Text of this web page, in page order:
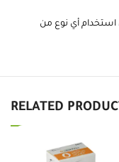
أي نوع من
RELATED